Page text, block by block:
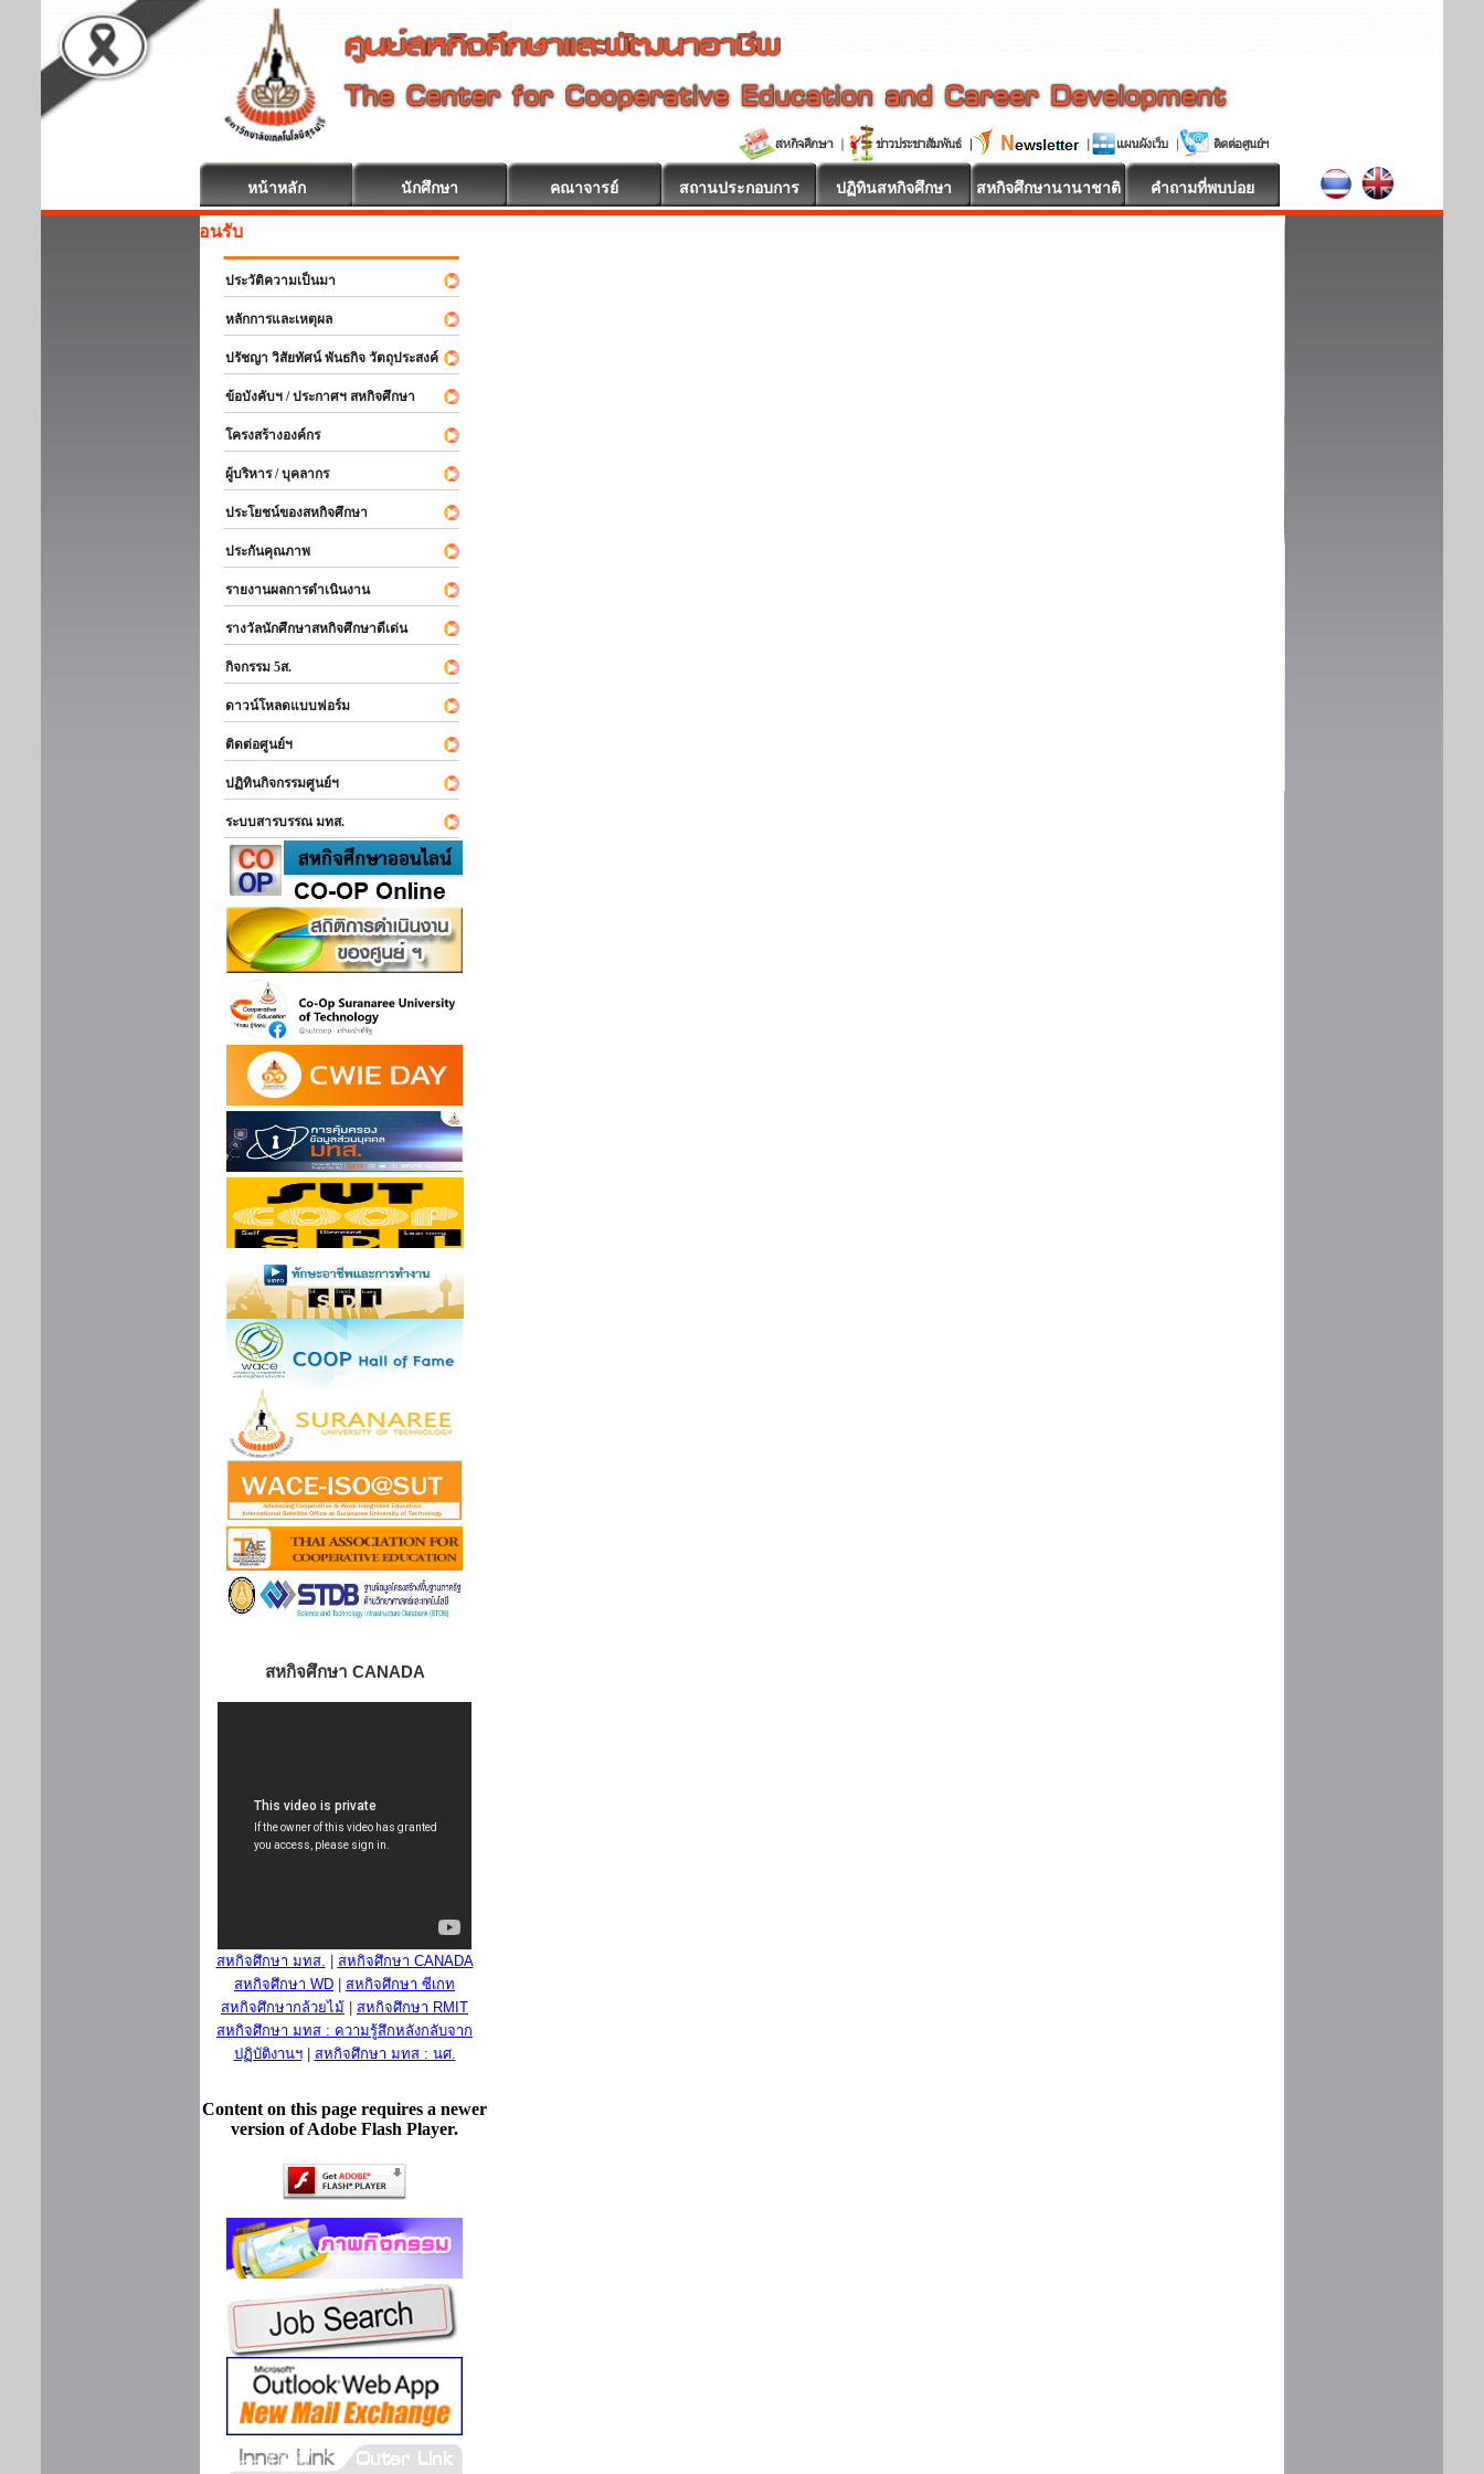
หน้าหลัก นักศึกษา คณาจารย์ สถานประกอบการ ปฏิทินสหกิจศึกษา สหกิจศึกษานานาชาติ คำถามที่พบบ่อย
ประวัติความเป็นมา
หลักการและเหตุผล
ปรัชญา วิสัยทัศน์ พันธกิจ วัตถุประสงค์
ข้อบังคับฯ / ประกาศฯ สหกิจศึกษา
โครงสร้างองค์กร
ผู้บริหาร / บุคลากร
ประโยชน์ของสหกิจศึกษา
ประกันคุณภาพ
รายงานผลการดำเนินงาน
รางวัลนักศึกษาสหกิจศึกษาดีเด่น
กิจกรรม 5ส.
ดาวน์โหลดแบบฟอร์ม
ติดต่อศูนย์ฯ
ปฏิทินกิจกรรมศูนย์ฯ
ระบบสารบรรณ มทส.
สหกิจศึกษา CANADA
สหกิจศึกษา มทส.
สหกิจศึกษา CANADA
สหกิจศึกษา WD
สหกิจศึกษา ซีเกท
สหกิจศึกษากล้วยไม้
สหกิจศึกษา RMIT
สหกิจศึกษา มทส : ความรู้สึกหลังกลับจาก
ปฏิบัติงานฯ| สหกิจศึกษา มทส : นศ.
Content on this page requires a newer
version of Adobe Flash Player.